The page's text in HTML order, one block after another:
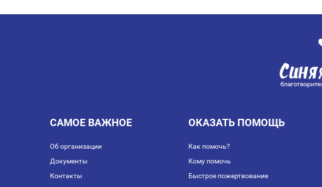
САМОЕ ВАЖНОЕ
Об организации
Документы
Контакты
ОКАЗАТЬ ПОМОЩЬ
Как помочь?
Кому помочь
Быстрое пожертвование